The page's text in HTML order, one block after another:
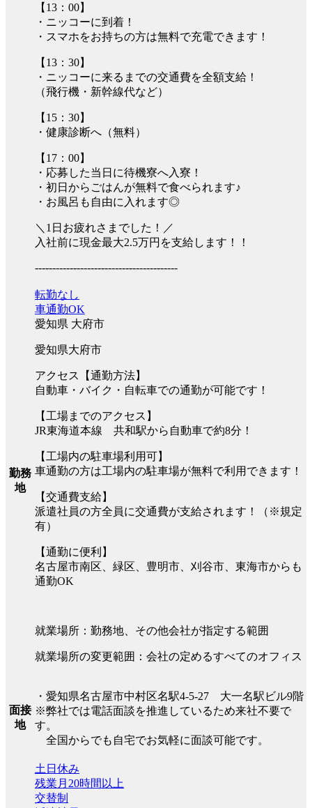
【13：00】
・ニッコーに到着！
・スマホをお持ちの方は無料で充電できます！
【13：30】
・ニッコーに来るまでの交通費を全額支給！
（飛行機・新幹線代など）
【15：30】
・健康診断へ（無料）
【17：00】
・応募した当日に待機寮へ入寮！
・初日からごはんが無料で食べられます♪
・お風呂も自由に入れます◎
＼1日お疲れさまでした！／
入社前に現金最大2.5万円を支給します！！
-----------------------------------------
勤務
地
転勤なし
車通勤OK
愛知県 大府市
愛知県大府市
アクセス【通勤方法】
自動車・バイク・自転車での通勤が可能です！
【工場までのアクセス】
JR東海道本線 共和駅から自動車で約8分！
【工場内の駐車場利用可】
車通勤の方は工場内の駐車場が無料で利用できます！
【交通費支給】
派遣社員の方全員に交通費が支給されます！（※規定
有）
【通勤に便利】
名古屋市南区、緑区、豊明市、刈谷市、東海市からも
通勤OK
就業場所：勤務地、その他会社が指定する範囲
就業場所の変更範囲：会社の定めるすべてのオフィス
面接
地
・愛知県名古屋市中村区名駅4-5-27 大一名駅ビル9階
※弊社では電話面談を推進しているため来社不要で
す。
全国からでも自宅でお気軽に面談可能です。
土日休み
残業月20時間以上
交替制